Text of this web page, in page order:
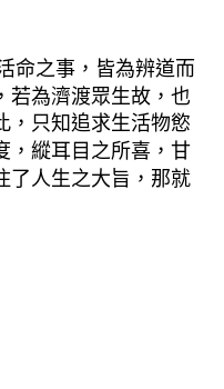
之事，皆為辨道而
若為濟渡眾生故，也
，只知追求生活物慾
，縱耳目之所喜，甘
了人生之大旨，那就